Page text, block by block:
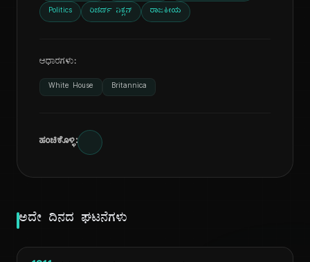
Politics ರಿಚರ್ಡ್ ನಿಕ್ಸನ್ ರಾಜಕೀಯ
ಆಧಾರಗಳು:
White House Britannica
ಹಂಚಿಕೊಳ್ಳಿ:
ಅದೇ ದಿನದ ಘಟನೆಗಳು